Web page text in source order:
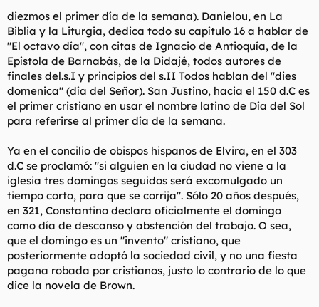
diezmos el primer día de la semana). Danielou, en La
Biblia y la Liturgia, dedica todo su capítulo 16 a hablar de
"El octavo día", con citas de Ignacio de Antioquía, de la
Epístola de Barnabás, de la Didajé, todos autores de
finales del.s.I y principios del s.II Todos hablan del "dies
domenica" (día del Señor). San Justino, hacia el 150 d.C es
el primer cristiano en usar el nombre latino de Día del Sol
para referirse al primer día de la semana.
Ya en el concilio de obispos hispanos de Elvira, en el 303
d.C se proclamó: "si alguien en la ciudad no viene a la
iglesia tres domingos seguidos será excomulgado un
tiempo corto, para que se corrija". Sólo 20 años después,
en 321, Constantino declara oficialmente el domingo
como día de descanso y abstención del trabajo. O sea,
que el domingo es un "invento" cristiano, que
posteriormente adoptó la sociedad civil, y no una fiesta
pagana robada por cristianos, justo lo contrario de lo que
dice la novela de Brown.